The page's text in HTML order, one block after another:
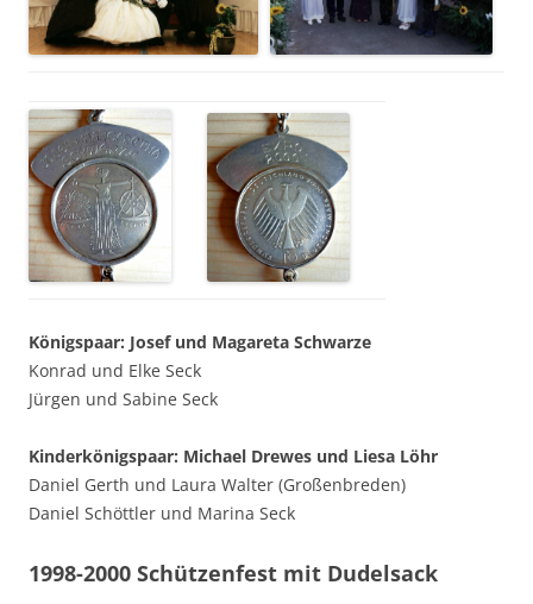
Königspaar: Josef und Magareta Schwarze
Konrad und Elke Seck
Jürgen und Sabine Seck
Kinderkönigspaar: Michael Drewes und Liesa Löhr
Daniel Gerth und Laura Walter (Großenbreden)
Daniel Schöttler und Marina Seck
1998-2000 Schützenfest mit Dudelsack